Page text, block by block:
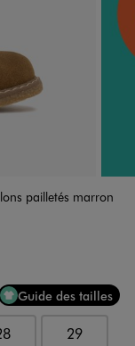
pailletés marron
Guide des tailles
29